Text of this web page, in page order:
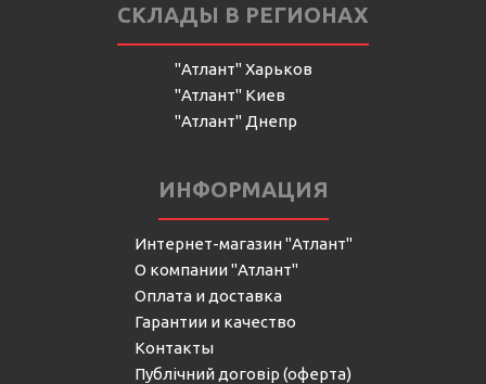
СКЛАДЫ В РЕГИОНАХ
"Атлант" Харьков
"Атлант" Киев
"Атлант" Днепр
ИНФОРМАЦИЯ
Интернет-магазин "Атлант"
О компании "Атлант"
Оплата и доставка
Гарантии и качество
Контакты
Публічний договір (оферта)